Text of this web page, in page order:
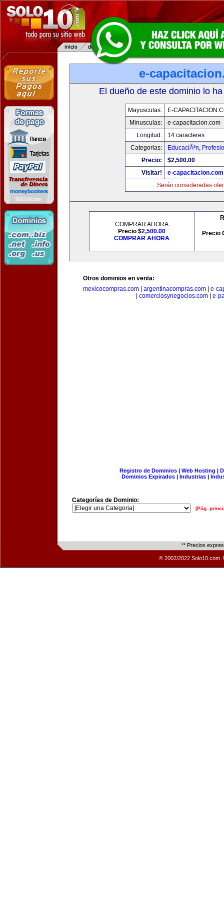
e-
El dueño de este dominio lo
Mayusculas:
E-
Minusculas:
e-capacitacion.com
Longitud:
14 caracteres
Categorias:
EducaciÃ³n,
Precio:
$2,500.00
Visitar!
e-capacitacion.com
Serán consideradas
COMPRAR AHORA
Precio $2,500.00
COMPRAR AHORA
Precio
Otros dominios en venta:
mexicocompras.com
argentinacompras.com
e-
comerciosynegocios.com e-
Registro de Dominios| Web Hosting |
Dominios Expirados | Industrias |
Categorías de Dominio:
[Pág.
** Precios
© 2002/2022 Solo10.com